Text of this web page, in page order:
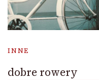
INNE
dobre rowery